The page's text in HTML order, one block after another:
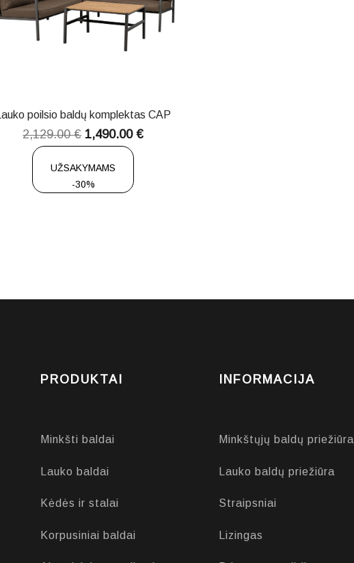
Lauko poilsio baldų komplektas CAP
2,129.00€ 1,490.00€
UŽSAKYMAMS
-30%
PRODUKTAI
Minkšti baldai
Lauko baldai
Kėdės ir stalai
Korpusiniai baldai
INFORMACIJA
Minkštųjų baldų priežiūra
Lauko baldų priežiūra
Straipsniai
Lizingas